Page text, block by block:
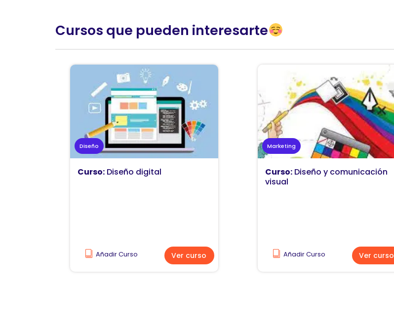
Cursos que pueden interesarte
Diseño
Curso: Diseño digital
Añadir Curso Ver curso
Marketing
Curso: Diseño y comunicación
visual
Añadir Curso Ver curso